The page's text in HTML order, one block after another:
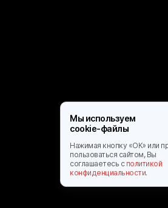
Мы используем
cookie-файлы
Нажимая кнопку «ОК» или
пользоваться сайтом, Вы
соглашаетесь c политикой
конфиденциальности.